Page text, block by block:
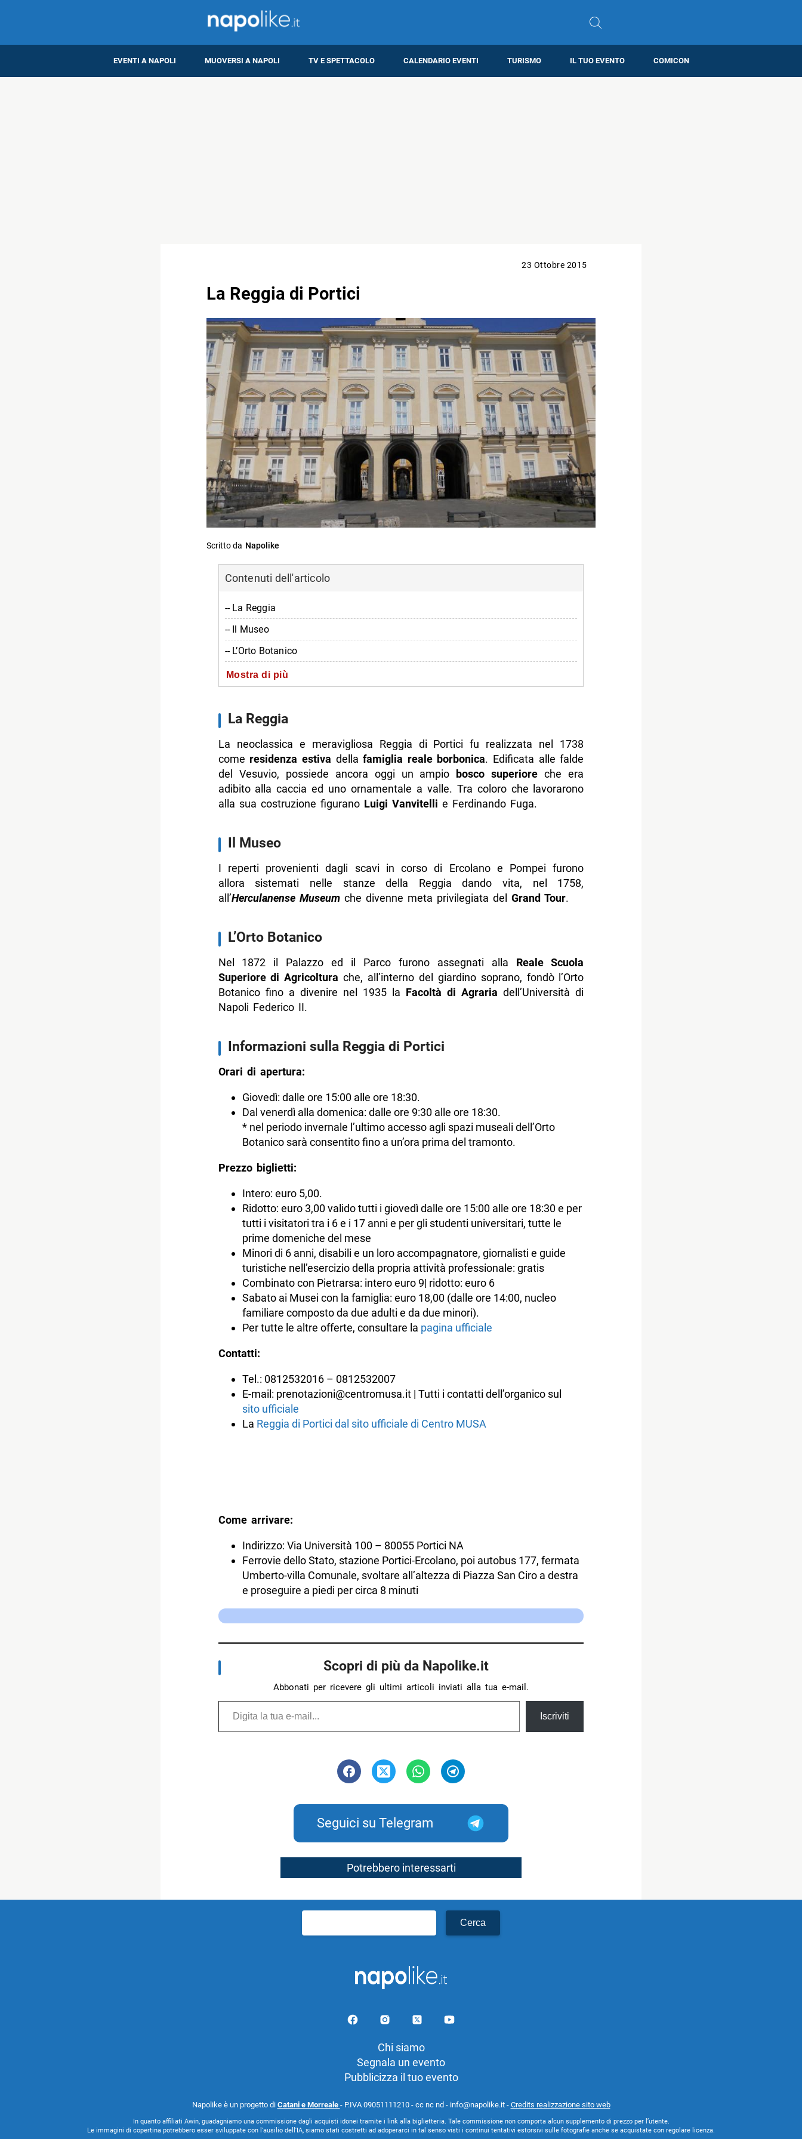
EVENTI A NAPOLI MUOVERSI A NAPOLI TV E SPETTACOLO CALENDARIO EVENTI TURISMO IL TUO EVENTO COMICON
23 Ottobre 2015
La Reggia di Portici
Scritto da Napolike
Contenuti dell'articolo
-- La Reggia
-- Il Museo
-- L’Orto Botanico
-- Informazioni sulla Reggia di Portici
Mostra di più
La Reggia
La neoclassica e meravigliosa Reggia di Portici fu realizzata nel 1738
come residenza estiva dellafamiglia reale borbonica. Edificata alle falde
del Vesuvio, possiede ancora oggi un ampio
bosco superiore che era
adibito alla caccia ed uno ornamentale a valle. Tra coloro che lavorarono
alla sua costruzione figurano Luigi Vanvitelli e Ferdinando Fuga.
Il Museo
I reperti provenienti dagli scavi in corso di Ercolano e Pompei furono
allora sistemati nelle stanze della Reggia dando vita, nel 1758,
all’Herculanense Museum che divenne meta privilegiata del Grand Tour.
L’Orto Botanico
Nel 1872 il Palazzo ed il Parco furono assegnati alla Reale Scuola
Superiore di Agricoltura che, all’interno del giardino soprano, fondò l’Orto
Botanico fino a divenire nel 1935 la Facoltà di Agraria dell’Università di
Napoli Federico II.
Informazioni sulla Reggia di Portici
Orari di apertura:
Giovedì: dalle ore 15:00 alle ore 18:30.
Dal venerdì alla domenica: dalle ore 9:30 alle ore 18:30.
* nel periodo invernale l’ultimo accesso agli spazi museali dell’Orto
Botanico sarà consentito fino a un’ora prima del tramonto.
Prezzo biglietti:
Intero: euro 5,00.
Ridotto: euro 3,00 valido tutti i giovedì dalle ore 15:00 alle ore 18:30 e per
tutti i visitatori tra i 6 e i 17 anni e per gli studenti universitari, tutte le
prime domeniche del mese
Minori di 6 anni, disabili e un loro accompagnatore, giornalisti e guide
turistiche nell’esercizio della propria attività professionale: gratis
Combinato con Pietrarsa: intero euro 9| ridotto: euro 6
Sabato ai Musei con la famiglia: euro 18,00 (dalle ore 14:00, nucleo
familiare composto da due adulti e da due minori).
Per tutte le altre offerte, consultare la pagina ufficiale
Contatti:
Tel.: 0812532016 – 0812532007
E-mail: prenotazioni@centromusa.it | Tutti i contatti dell’organico sul
sito ufficiale
La Reggia di Portici dal sito ufficiale di Centro MUSA
Come arrivare:
Indirizzo: Via Università 100 – 80055 Portici NA
Ferrovie dello Stato, stazione Portici-Ercolano, poi autobus 177, fermata
Umberto-villa Comunale, svoltare all’altezza di Piazza San Ciro a destra
e proseguire a piedi per circa 8 minuti
Scopri di più da Napolike.it
Abbonati per ricevere gli ultimi articoli inviati alla tua e-mail.
Digita la tua e-mail...
Iscriviti
Seguici su Telegram
Potrebbero interessarti
per:
Chi siamo
Segnala un evento
Pubblicizza il tuo evento
Napolike è un progetto di Catani e Morreale - P.IVA 09051111210 - cc nc nd - info@napolike.it - Credits realizzazione sito web
In quanto affiliati Awin, guadagniamo una commissione dagli acquisti idonei tramite i link alla biglietteria. Tale commissione non comporta alcun supplemento di prezzo per l’utente.
Le immagini di copertina potrebbero esser sviluppate con l'ausilio dell'IA, siamo stati costretti ad adoperarci in tal senso visti i continui tentativi estorsivi sulle fotografie anche se acquistate con regolare licenza.